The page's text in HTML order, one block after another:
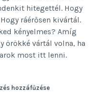
hitegettél. Hogy
ráérősen kivártál.
kényelmes? Amíg
örökké vártál volna, ha
most itt lenni.
hozzáfűzése